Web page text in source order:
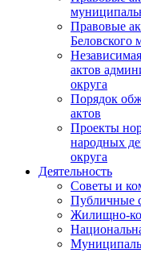
Правовые
Беловского
актов
округа
Порядок
актов
Проекты
народных
округа
Деятельность
Советы и
Публичные
Жилищно-